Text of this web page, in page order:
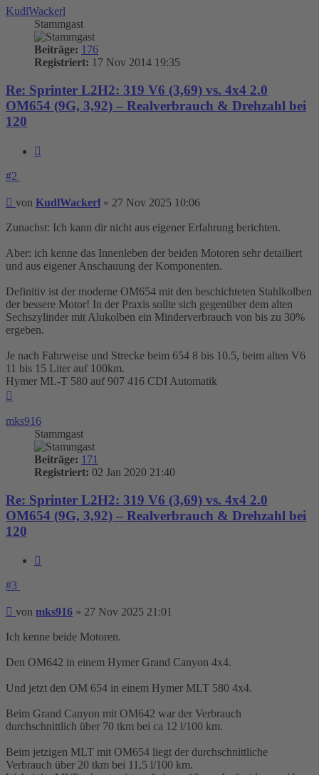
KudlWackerl
Stammgast
Beiträge: 176
Registriert: 17 Nov 2014 19:35
Re: Sprinter L2H2: 319 V6 (3,69) vs. 4x4 2.0
OM654 (9G, 3,92) – Realverbrauch & Drehzahl bei
120
#2
Beitrag
von KudlWackerl » 27 Nov 2025 10:06
Zunachst: Ich kann dir nicht aus eigener Erfahrung berichten.
Aber: ich kenne das Innenleben der beiden Motoren sehr detailiert
und aus eigener Anschauung der Komponenten.
Definitiv ist der moderne OM654 mit den beschichteten Stahlkolben
der bessere Motor! In der Praxis sollte sich gegenüber dem alten
Sechszylinder mit Alukolben ein Minderverbrauch von bis zu 30%
ergeben.
Je nach Fahrweise und Strecke beim 654 8 bis 10.5, beim alten V6
11 bis 15 Liter auf 100km.
Hymer ML-T 580 auf 907 416 CDI Automatik
mks916
Stammgast
Beiträge: 171
Registriert: 02 Jan 2020 21:40
Re: Sprinter L2H2: 319 V6 (3,69) vs. 4x4 2.0
OM654 (9G, 3,92) – Realverbrauch & Drehzahl bei
120
#3
Beitrag
von mks916 » 27 Nov 2025 21:01
Ich kenne beide Motoren.
Den OM642 in einem Hymer Grand Canyon 4x4.
Und jetzt den OM 654 in einem Hymer MLT 580 4x4.
Beim Grand Canyon mit OM642 war der Verbrauch
durchschnittlich über 70 tkm bei ca 12 l/100 km.
Beim jetzigen MLT mit OM654 liegt der durchschnittliche
Verbrauch über 20 tkm bei 11,5 l/100 km.